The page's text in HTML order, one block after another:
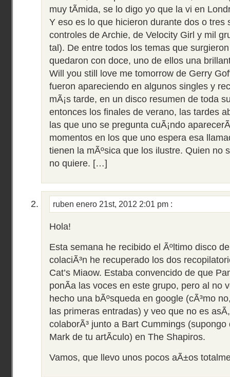
muy tÃ­mida, se lo digo yo que la vi en
Y eso es lo que hicieron durante dos o tres
controles de Archie, de Velocity Girl y mil
tal). De entre todos los temas que
quedaron con doce, uno de ellos una
Will you still love me tomorrow de Gerry
fueron apareciendo en algunos singles y
mÃ¡s tarde, en un disco resumen de toda
entonces los finales de verano, las tardes
las que uno se pregunta cuÃ¡ndo
momentos en los que uno espera esa
tienen la mÃºsica que los ilustre. Quien no
no quiere. […]
ruben enero 21st, 2012 2:01 pm :
Hola!
Esta semana he recibido el Ãºltimo disco
colaciÃ³n he recuperado los dos
Cat’s Miaow. Estaba convencido de que
ponÃ­a las voces en este grupo, pero al no
hecho una bÃºsqueda en google (cÃ³mo
las primeras entradas) y veo que no es
colaborÃ³ junto a Bart Cummings
Mark de tu artÃ­culo) en The Shapiros.
Vamos, que llevo unos pocos aÃ±os